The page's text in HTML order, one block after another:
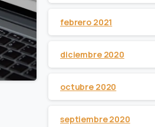
febrero 2021
diciembre 2020
octubre 2020
septiembre 2020